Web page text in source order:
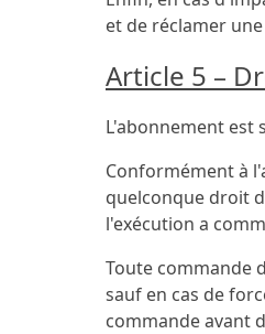
et de réclamer
Article 5 –
L'abonnement est
Conformément à
quelconque droit
l'exécution a
Toute commande
sauf en cas de
commande avant